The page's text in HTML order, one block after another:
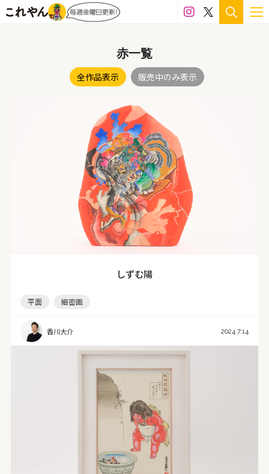
赤一覧
全作品表示 販売中のみ表示
しずむ陽
平面 細密画
香川大介 2024.7.14